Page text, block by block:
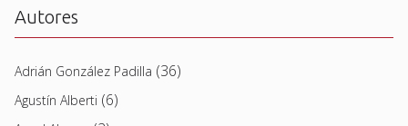
Autores
Adrián González Padilla (36)
Agustín Alberti (6)